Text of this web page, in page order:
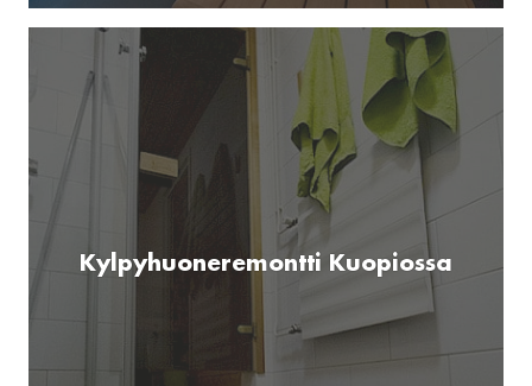
Kylpyhuoneremontti Kuopiossa